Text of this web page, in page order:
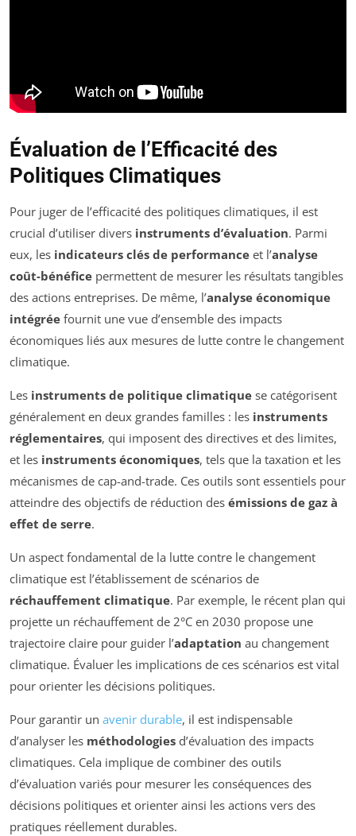
Évaluation de l’Efficacité des
Politiques Climatiques
Pour juger de l’efficacité des politiques climatiques, il est
crucial d’utiliser divers instruments d’évaluation. Parmi
eux, les indicateurs clés de performance et l’analyse
coût-bénéfice permettent de mesurer les résultats tangibles
des actions entreprises. De même, l’analyse économique
intégrée fournit une vue d’ensemble des impacts
économiques liés aux mesures de lutte contre le changement
climatique.
Les instruments de politique climatique se catégorisent
généralement en deux grandes familles : les instruments
réglementaires, qui imposent des directives et des limites,
et les instruments économiques, tels que la taxation et les
mécanismes de cap-and-trade. Ces outils sont essentiels pour
atteindre des objectifs de réduction des émissions de gaz à
effet de serre.
Un aspect fondamental de la lutte contre le changement
climatique est l’établissement de scénarios de
réchauffement climatique. Par exemple, le récent plan qui
projette un réchauffement de 2°C en 2030 propose une
trajectoire claire pour guider l’adaptation au changement
climatique. Évaluer les implications de ces scénarios est vital
pour orienter les décisions politiques.
Pour garantir un avenir durable, il est indispensable
d’analyser les méthodologies d’évaluation des impacts
climatiques. Cela implique de combiner des outils
d’évaluation variés pour mesurer les conséquences des
décisions politiques et orienter ainsi les actions vers des
pratiques réellement durables.